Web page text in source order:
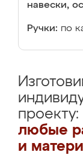
навески,
Ручки: по
проекту:
любые
и